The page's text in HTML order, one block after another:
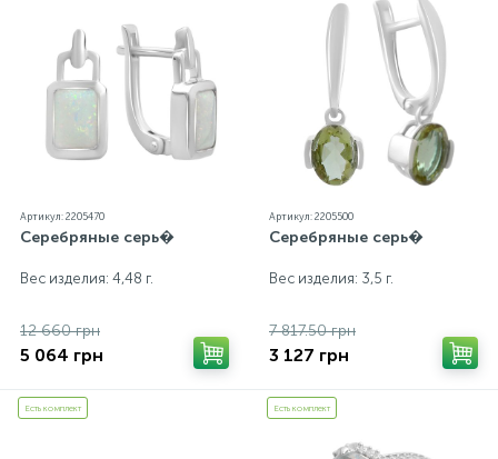
Артикул: 2205470
Серебряные серь�
Вес изделия: 4,48 г.
12 660 грн
5 064 грн
Артикул: 2205500
Серебряные серь�
Вес изделия: 3,5 г.
7 817.50 грн
3 127 грн
Есть комплект Есть комплект